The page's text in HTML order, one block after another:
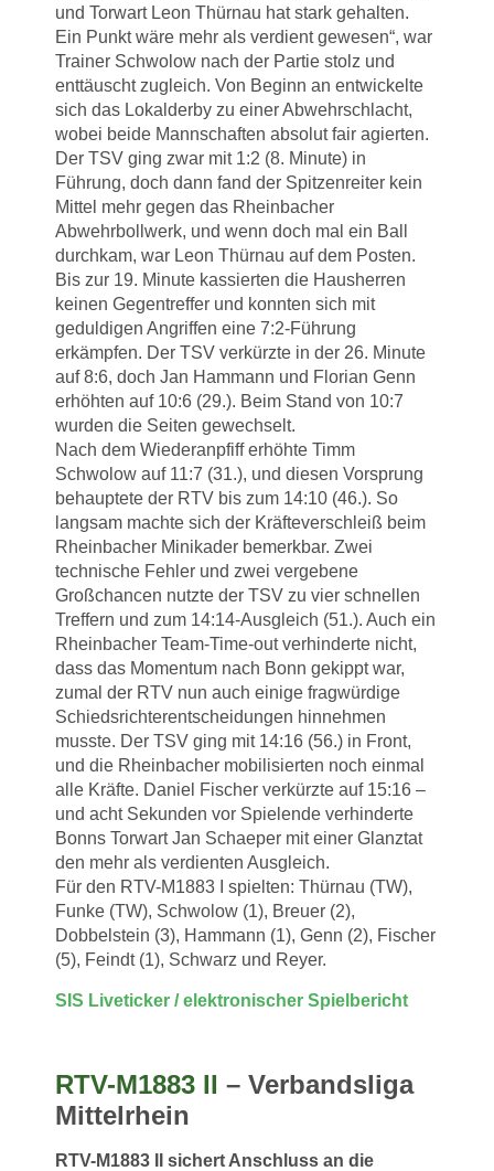
und Torwart Leon Thürnau hat stark gehalten.
Ein Punkt wäre mehr als verdient gewesen“, war
Trainer Schwolow nach der Partie stolz und
enttäuscht zugleich. Von Beginn an entwickelte
sich das Lokalderby zu einer Abwehrschlacht,
wobei beide Mannschaften absolut fair agierten.
Der TSV ging zwar mit 1:2 (8. Minute) in
Führung, doch dann fand der Spitzenreiter kein
Mittel mehr gegen das Rheinbacher
Abwehrbollwerk, und wenn doch mal ein Ball
durchkam, war Leon Thürnau auf dem Posten.
Bis zur 19. Minute kassierten die Hausherren
keinen Gegentreffer und konnten sich mit
geduldigen Angriffen eine 7:2-Führung
erkämpfen. Der TSV verkürzte in der 26. Minute
auf 8:6, doch Jan Hammann und Florian Genn
erhöhten auf 10:6 (29.). Beim Stand von 10:7
wurden die Seiten gewechselt.
Nach dem Wiederanpfiff erhöhte Timm
Schwolow auf 11:7 (31.), und diesen Vorsprung
behauptete der RTV bis zum 14:10 (46.). So
langsam machte sich der Kräfteverschleiß beim
Rheinbacher Minikader bemerkbar. Zwei
technische Fehler und zwei vergebene
Großchancen nutzte der TSV zu vier schnellen
Treffern und zum 14:14-Ausgleich (51.). Auch ein
Rheinbacher Team-Time-out verhinderte nicht,
dass das Momentum nach Bonn gekippt war,
zumal der RTV nun auch einige fragwürdige
Schiedsrichterentscheidungen hinnehmen
musste. Der TSV ging mit 14:16 (56.) in Front,
und die Rheinbacher mobilisierten noch einmal
alle Kräfte. Daniel Fischer verkürzte auf 15:16 –
und acht Sekunden vor Spielende verhinderte
Bonns Torwart Jan Schaeper mit einer Glanztat
den mehr als verdienten Ausgleich.
Für den RTV-M1883 I spielten: Thürnau (TW),
Funke (TW), Schwolow (1), Breuer (2),
Dobbelstein (3), Hammann (1), Genn (2), Fischer
(5), Feindt (1), Schwarz und Reyer.
SIS Liveticker / elektronischer Spielbericht
RTV-M1883 II – Verbandsliga
Mittelrhein
RTV-M1883 II sichert Anschluss an die